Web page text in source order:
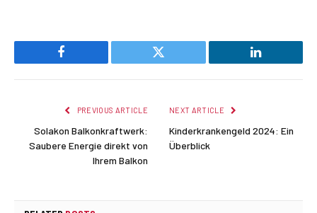
Facebook Twitter LinkedIn
PREVIOUS ARTICLE
Solakon Balkonkraftwerk:
Saubere Energie direkt von
Ihrem Balkon
NEXT ARTICLE
Kinderkrankengeld 2024: Ein
Überblick